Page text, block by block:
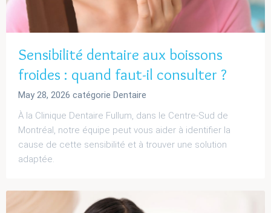
Sensibilité dentaire aux boissons
froides : quand faut-il consulter ?
May 28, 2026 catégorie Dentaire
À la Clinique Dentaire Fullum, dans le Centre-Sud de
Montréal, notre équipe peut vous aider à identifier la
cause de cette sensibilité et à trouver une solution
adaptée.